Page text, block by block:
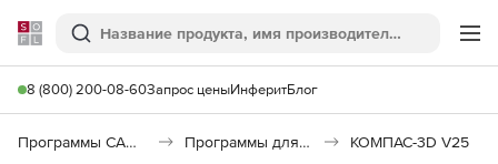
Softline
Поиск
8 (800) 200-08-60Запрос ценыИнферитБлог
Программы САПР и ГИС Программы для машиностроения КОМПАС-3D V25